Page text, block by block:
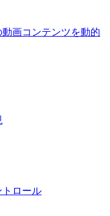
画コンテンツを動的
トロール